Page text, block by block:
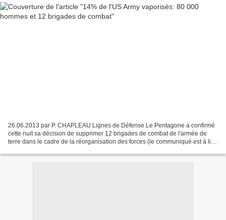
26.06.2013 par P. CHAPLEAU Lignes de Défense Le Pentagone a confirmé
cette nuit sa décision de supprimer 12 brigades de combat de l'armée de
terre dans le cadre de la réorganisation des forces (le communiqué est à lire